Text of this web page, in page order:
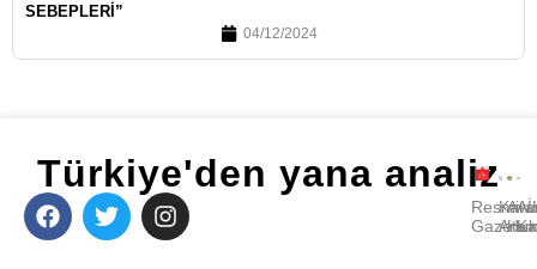
SEBEPLERI”
04/12/2024
Türkiye'den yana analiz
Resmi
Gazete